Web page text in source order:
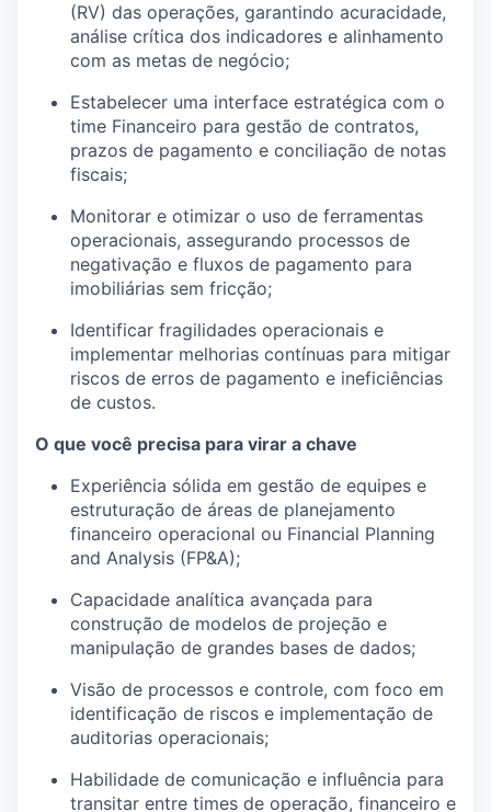
(RV) das operações, garantindo acuracidade,
análise crítica dos indicadores e alinhamento
com as metas de negócio;
Estabelecer uma interface estratégica com o
time Financeiro para gestão de contratos,
prazos de pagamento e conciliação de notas
fiscais;
Monitorar e otimizar o uso de ferramentas
operacionais, assegurando processos de
negativação e fluxos de pagamento para
imobiliárias sem fricção;
Identificar fragilidades operacionais e
implementar melhorias contínuas para mitigar
riscos de erros de pagamento e ineficiências
de custos.
O que você precisa para virar a chave
Experiência sólida em gestão de equipes e
estruturação de áreas de planejamento
financeiro operacional ou Financial Planning
and Analysis (FP&A);
Capacidade analítica avançada para
construção de modelos de projeção e
manipulação de grandes bases de dados;
Visão de processos e controle, com foco em
identificação de riscos e implementação de
auditorias operacionais;
Habilidade de comunicação e influência para
transitar entre times de operação, financeiro e